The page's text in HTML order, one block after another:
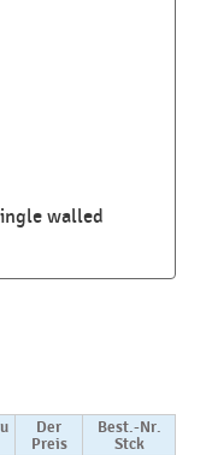
walled
Der
Preis
Best.-Nr.
Stck